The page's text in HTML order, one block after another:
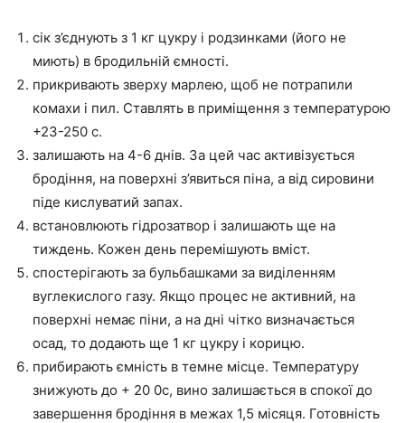
сік з’єднують з 1 кг цукру і родзинками (його не
миють) в бродильній ємності.
прикривають зверху марлею, щоб не потрапили
комахи і пил. Ставлять в приміщення з температурою
+23-250 c.
залишають на 4-6 днів. За цей час активізується
бродіння, на поверхні з’явиться піна, а від сировини
піде кислуватий запах.
встановлюють гідрозатвор і залишають ще на
тиждень. Кожен день перемішують вміст.
спостерігають за бульбашками за виділенням
вуглекислого газу. Якщо процес не активний, на
поверхні немає піни, а на дні чітко визначається
осад, то додають ще 1 кг цукру і корицю.
прибирають ємність в темне місце. Температуру
знижують до + 20 0c, вино залишається в спокої до
завершення бродіння в межах 1,5 місяця. Готовність